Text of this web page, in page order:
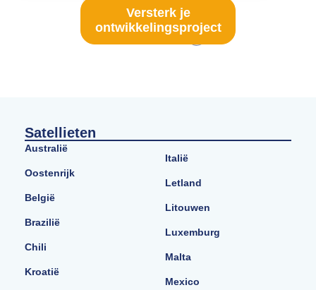
Versterk je
ontwikkelingsproject
Satellieten
Australië
Oostenrijk
België
Brazilië
Chili
Kroatië
Italië
Letland
Litouwen
Luxemburg
Malta
Mexico